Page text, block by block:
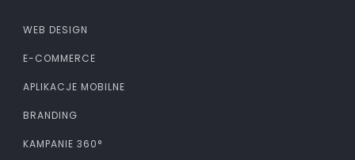
WEB DESIGN
E-COMMERCE
APLIKACJE MOBILNE
BRANDING
KAMPANIE 360°